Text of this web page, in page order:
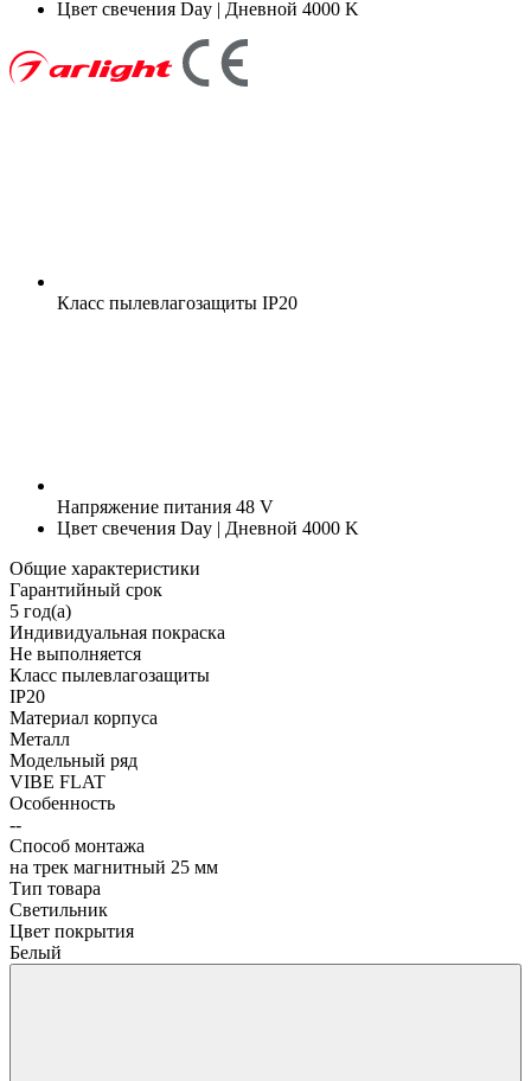
Цвет свечения Day | Дневной 4000 K
Класс пылевлагозащиты IP20
Напряжение питания 48 V
Цвет свечения Day | Дневной 4000 K
Общие характеристики
Гарантийный срок
5 год(а)
Индивидуальная покраска
Не выполняется
Класс пылевлагозащиты
IP20
Материал корпуса
Металл
Модельный ряд
VIBE FLAT
Особенность
--
Способ монтажа
на трек магнитный 25 мм
Тип товара
Светильник
Цвет покрытия
Белый